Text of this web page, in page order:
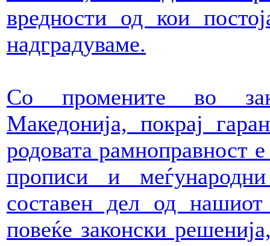
вредности од кои
надградуваме.
Со промените во
Македонија, покрај
родовата рамноправност
прописи и
составен дел од
повеќе законски